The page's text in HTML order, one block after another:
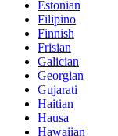
Estonian
Filipino
Finnish
Frisian
Galician
Georgian
Gujarati
Haitian
Hausa
Hawaiian